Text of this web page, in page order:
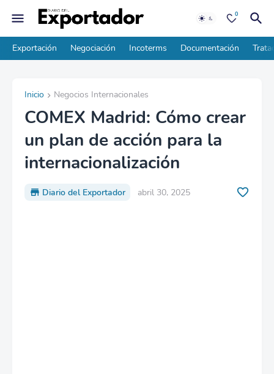
0
Exportación Negociación Incoterms Documentación
Inicio Negocios Internacionales
COMEX Madrid: Cómo crear
un plan de acción para la
internacionalización
Diario del Exportador abril 30, 2025